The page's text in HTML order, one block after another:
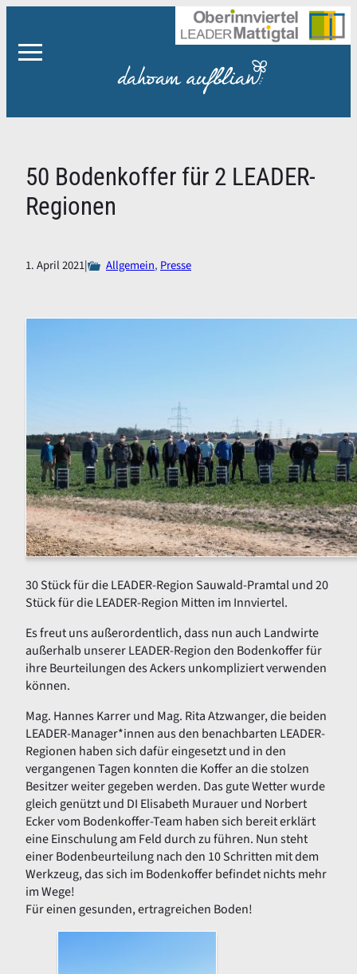
springen
50 Bodenkoffer für 2 LEADER-
Regionen
1. April 2021| Allgemein, Presse
30 Stück für die LEADER-Region Sauwald-Pramtal und 20
Stück für die LEADER-Region Mitten im Innviertel.
Es freut uns außerordentlich, dass nun auch Landwirte
außerhalb unserer LEADER-Region den Bodenkoffer für
ihre Beurteilungen des Ackers unkompliziert verwenden
können.
Mag. Hannes Karrer und Mag. Rita Atzwanger, die beiden
LEADER-Manager*innen aus den benachbarten LEADER-
Regionen haben sich dafür eingesetzt und in den
vergangenen Tagen konnten die Koffer an die stolzen
Besitzer weiter gegeben werden. Das gute Wetter wurde
gleich genützt und DI Elisabeth Murauer und Norbert
Ecker vom Bodenkoffer-Team haben sich bereit erklärt
eine Einschulung am Feld durch zu führen. Nun steht
einer Bodenbeurteilung nach den 10 Schritten mit dem
Werkzeug, das sich im Bodenkoffer befindet nichts mehr
im Wege!
Für einen gesunden, ertragreichen Boden!